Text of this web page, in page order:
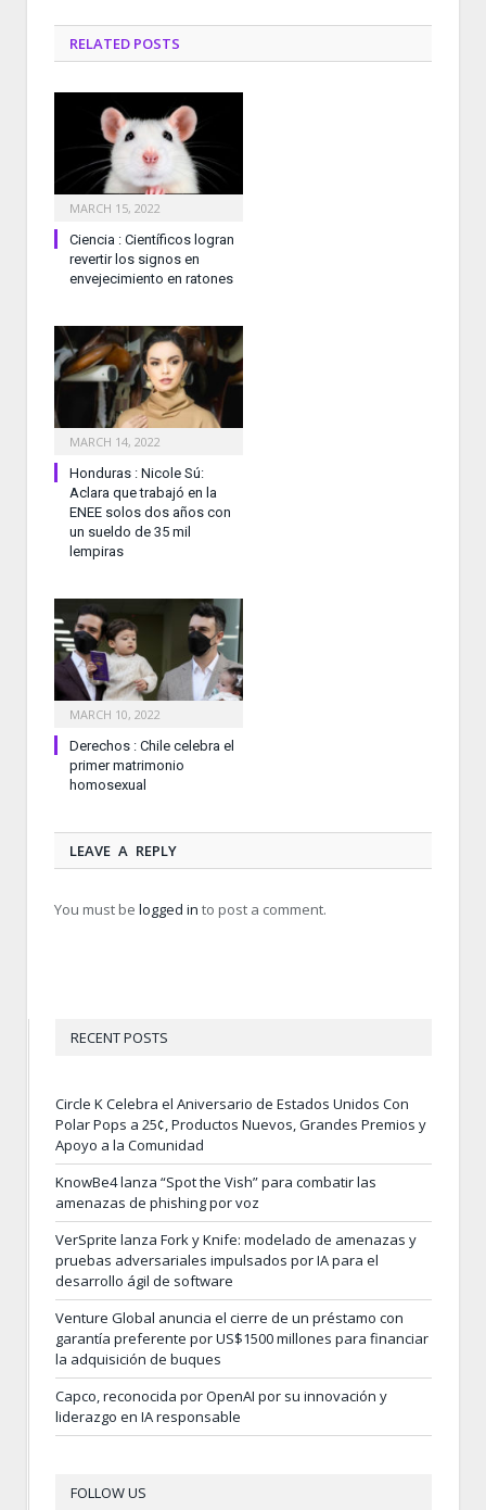
RELATED POSTS
MARCH 15, 2022
Ciencia : Científicos logran
revertir los signos en
envejecimiento en ratones
MARCH 14, 2022
Honduras : Nicole Sú:
Aclara que trabajó en la
ENEE solos dos años con
un sueldo de 35 mil
lempiras
MARCH 10, 2022
Derechos : Chile celebra el
primer matrimonio
homosexual
LEAVE A REPLY
You must be logged in to post a comment.
RECENT POSTS
Circle K Celebra el Aniversario de Estados Unidos Con
Polar Pops a 25¢, Productos Nuevos, Grandes Premios y
Apoyo a la Comunidad
KnowBe4 lanza “Spot the Vish” para combatir las
amenazas de phishing por voz
VerSprite lanza Fork y Knife: modelado de amenazas y
pruebas adversariales impulsados por IA para el
desarrollo ágil de software
Venture Global anuncia el cierre de un préstamo con
garantía preferente por US$1500 millones para financiar
la adquisición de buques
Capco, reconocida por OpenAI por su innovación y
liderazgo en IA responsable
FOLLOW US